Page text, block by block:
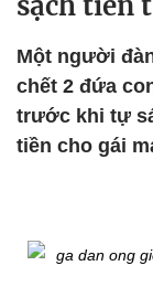
Một người
chết 2 đứa
trước khi tự
tiền cho gái